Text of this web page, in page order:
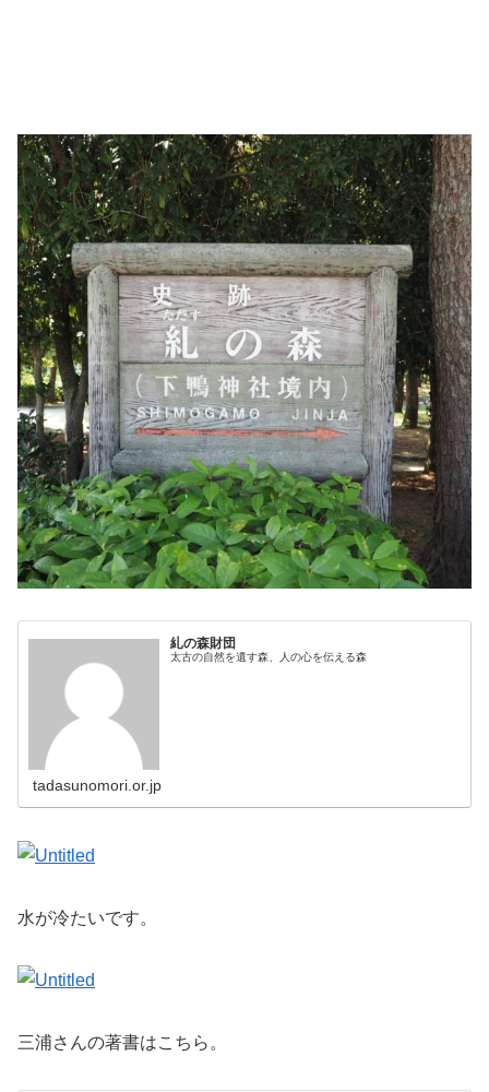
糺の森財団
太古の自然を遺す森、人の心を伝える森
tadasunomori.or.jp
水が冷たいです。
三浦さんの著書はこちら。